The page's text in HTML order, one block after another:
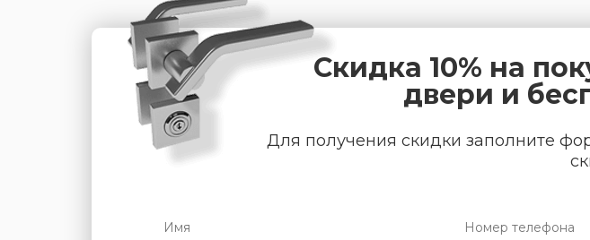
Скидка 10% на
двери и
Для получения скидки заполните